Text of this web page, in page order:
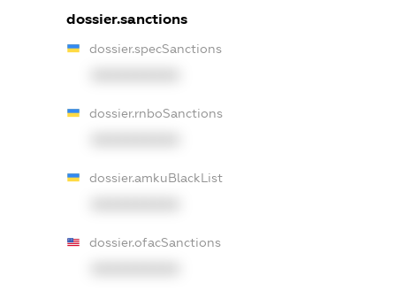
dossier.sanctions
dossier.specSanctions
dossier.rnboSanctions
dossier.amkuBlackList
dossier.ofacSanctions